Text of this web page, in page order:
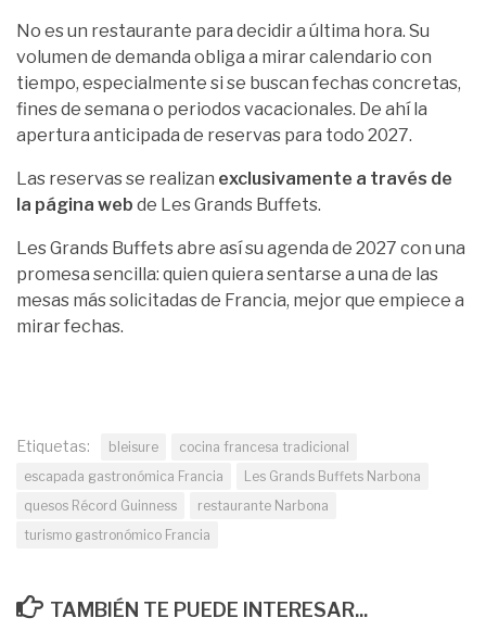
No es un restaurante para decidir a última hora. Su
volumen de demanda obliga a mirar calendario con
tiempo, especialmente si se buscan fechas concretas,
fines de semana o periodos vacacionales. De ahí la
apertura anticipada de reservas para todo 2027.
Las reservas se realizan exclusivamente a través de
la página web de Les Grands Buffets.
Les Grands Buffets abre así su agenda de 2027 con una
promesa sencilla: quien quiera sentarse a una de las
mesas más solicitadas de Francia, mejor que empiece a
mirar fechas.
Etiquetas: bleisure
cocina francesa tradicional
escapada gastronómica Francia
Les Grands Buffets Narbona
quesos Récord Guinness
restaurante Narbona
turismo gastronómico Francia
TAMBIÉN TE PUEDE INTERESAR...